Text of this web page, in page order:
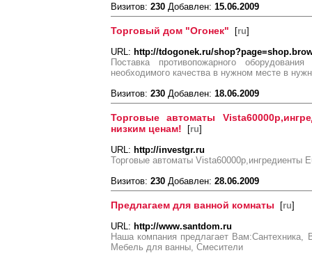
Визитов: 230 Добавлен: 15.06.2009
Торговый дом "Огонек" [ru]
URL: http://tdogonek.ru/
Поставка противопожарного
необходимого качества в нужном месте в
Визитов: 230 Добавлен: 18.06.2009
Торговые автоматы
низким ценам! [ru]
URL: http://investgr.ru
Торговые автоматы Vista60000р,ингредиенты
Визитов: 230 Добавлен: 28.06.2009
Предлагаем для ванной комнаты [ru]
URL: http://www.santdom.ru
Наша компания предлагает
Мебель для ванны, Смесители